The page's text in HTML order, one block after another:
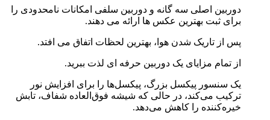
دوربین اصلی سه گانه و دوربین سلفی امکانات نامحدودی را
برای ثبت بهترین عکس ها ارائه می دهند.
پس از تاریک شدن هوا، بهترین لحظات اتفاق می افتد.
از تمام مزایای یک دوربین حرفه ای لذت ببرید.
یک سنسور پیکسل بزرگ، پیکسل‌ها را برای افزایش نور
ترکیب می‌کند، در حالی که شیشه فوق‌العاده شفاف، تابش
خیره‌کننده را کاهش می‌دهد.